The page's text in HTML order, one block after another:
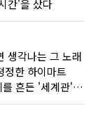
간'을 샀다
생각나는 그 노래
한 하이마트
'빙그레우스'의 등장…업계를 흔든 '세계관' 마케팅